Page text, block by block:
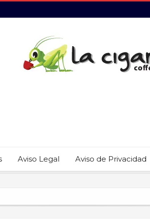
Aviso Legal Aviso de Privacidad
las placas de la Guía MICHELIN 2026